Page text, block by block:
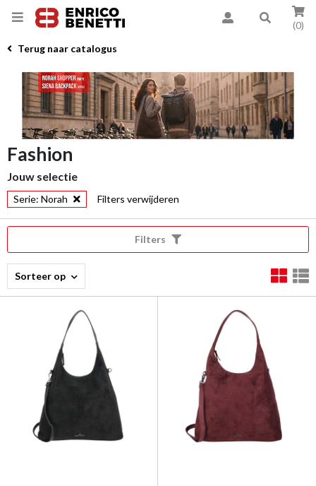
(0)
Terug naar catalogus
Fashion
Jouw selectie
Serie: Norah Filters verwijderen
Filters
Sorteer op